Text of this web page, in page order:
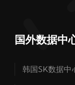
国外数据中
韩国SK数据中